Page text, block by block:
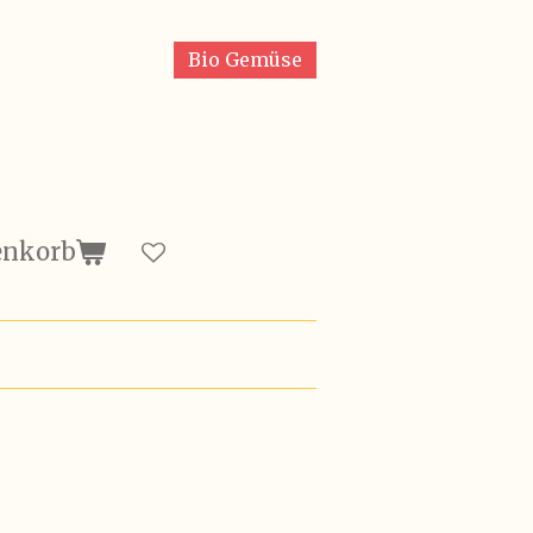
Bio Gemüse